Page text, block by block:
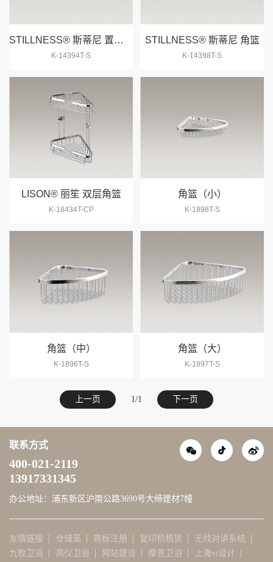
STILLNESS® 斯蒂尼 置物栏
K-14394T-S
STILLNESS® 斯蒂尼 角篮
K-14398T-S
LISON® 丽笙 双层角篮
K-18434T-CP
角篮（小）
K-1898T-S
角篮（中）
K-1896T-S
角篮（大）
K-1897T-S
上一页 1/1 下一页
联系方式
400-021-2119
13917331345
办公地址：浦东新区沪南公路3690号大缔建材7幢
友情链接 仓储笼 商标注册 复印机租赁
无线对讲系统
九牧卫浴
高仪卫浴 网站建设 摩恩卫浴 上海vi设计